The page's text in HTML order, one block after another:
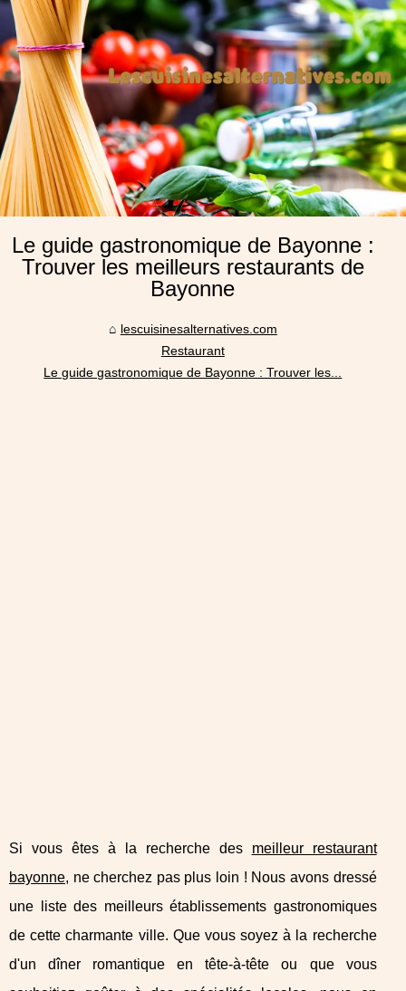
Le guide gastronomique de Bayonne :
Trouver les meilleurs restaurants de
Bayonne
lescuisinesalternatives.com
Restaurant
Le guide gastronomique de Bayonne : Trouver les...
Si vous êtes à la recherche des meilleur restaurant
bayonne, ne cherchez pas plus loin ! Nous avons dressé
une liste des meilleurs établissements gastronomiques
de cette charmante ville. Que vous soyez à la recherche
d'un dîner romantique en tête-à-tête ou que vous